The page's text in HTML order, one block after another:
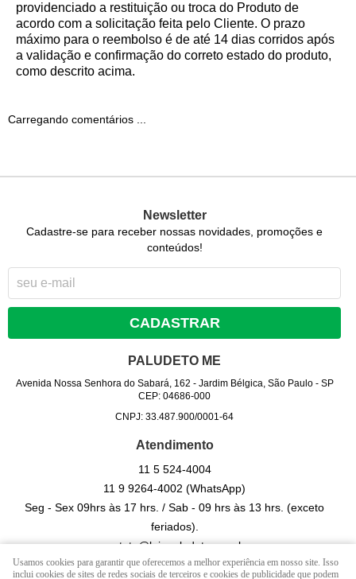
providenciado a restituição ou troca do Produto de
acordo com a solicitação feita pelo Cliente. O prazo
máximo para o reembolso é de até 14 dias corridos após
a validação e confirmação do correto estado do produto,
como descrito acima.
Carregando comentários ...
Newsletter
Cadastre-se para receber nossas novidades, promoções e
conteúdos!
CADASTRAR
PALUDETO ME
Avenida Nossa Senhora do Sabará, 162 - Jardim Bélgica, São Paulo- SP
CEP: 04686-000
CNPJ: 33.487.900/0001-64
Atendimento
11 5524-4004
11 9 9264-4002(WhatsApp)
Seg - Sex 09hrs às 17 hrs. / Sab - 09 hrs às 13 hrs. (exceto
feriados).
contato@lojapaludeto.com.br
Usamos cookies para garantir que oferecemos a melhor experiência em nosso site. Isso
inclui cookies de sites de redes sociais de terceiros e cookies de publicidade que podem